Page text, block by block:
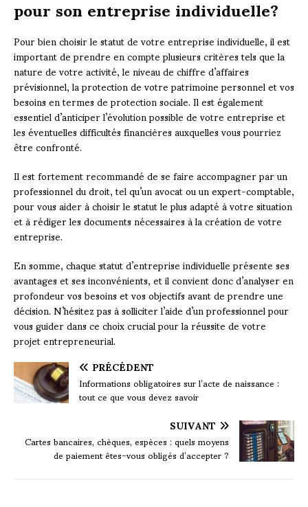
Pour bien choisir le statut de votre entreprise individuelle, il est
important de prendre en compte plusieurs critères tels que la
nature de votre activité, le niveau de chiffre d’affaires
prévisionnel, la protection de votre patrimoine personnel et vos
besoins en termes de protection sociale. Il est également
essentiel d’anticiper l’évolution possible de votre entreprise et
les éventuelles difficultés financières auxquelles vous pourriez
être confronté.
Il est fortement recommandé de se faire accompagner par un
professionnel du droit, tel qu’un avocat ou un expert-comptable,
pour vous aider à choisir le statut le plus adapté à votre situation
et à rédiger les documents nécessaires à la création de votre
entreprise.
En somme, chaque statut d’entreprise individuelle présente ses
avantages et ses inconvénients, et il convient donc d’analyser en
profondeur vos besoins et vos objectifs avant de prendre une
décision. N’hésitez pas à solliciter l’aide d’un professionnel pour
vous guider dans ce choix crucial pour la réussite de votre
projet entrepreneurial.
PRÉCÉDENT
Informations obligatoires sur l’acte de naissance :
tout ce que vous devez savoir
SUIVANT
Cartes bancaires, chèques, espèces : quels moyens
de paiement êtes-vous obligés d’accepter ?